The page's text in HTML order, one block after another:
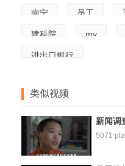
南宁 员工
建科院 mv
进出口银行
类似视频
新闻调
5071